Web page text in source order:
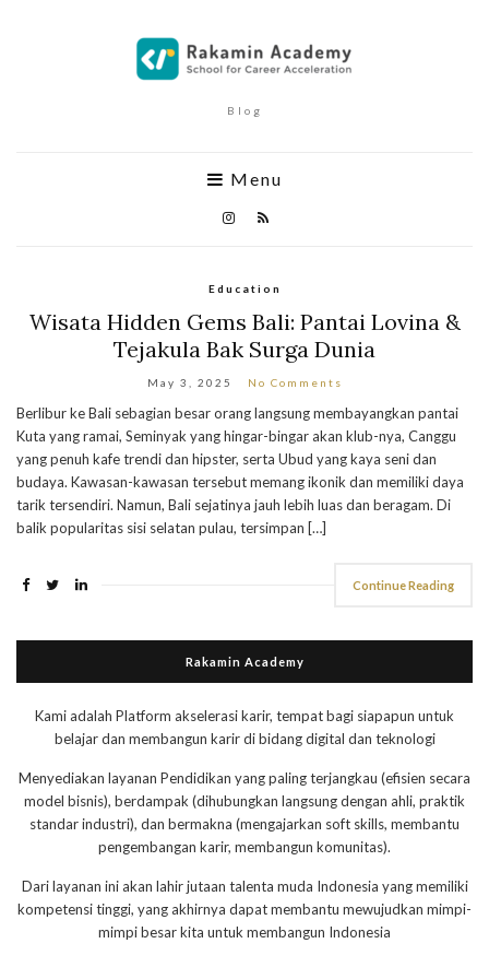
Blog
Menu
Education
Wisata Hidden Gems Bali: Pantai Lovina &
Tejakula Bak Surga Dunia
May 3, 2025 No Comments
Berlibur ke Bali sebagian besar orang langsung membayangkan pantai
Kuta yang ramai, Seminyak yang hingar-bingar akan klub-nya, Canggu
yang penuh kafe trendi dan hipster, serta Ubud yang kaya seni dan
budaya. Kawasan-kawasan tersebut memang ikonik dan memiliki daya
tarik tersendiri. Namun, Bali sejatinya jauh lebih luas dan beragam. Di
balik popularitas sisi selatan pulau, tersimpan […]
Continue Reading
Rakamin Academy
Kami adalah Platform akselerasi karir, tempat bagi siapapun untuk
belajar dan membangun karir di bidang digital dan teknologi
Menyediakan layanan Pendidikan yang paling terjangkau (efisien secara
model bisnis), berdampak (dihubungkan langsung dengan ahli, praktik
standar industri), dan bermakna (mengajarkan soft skills, membantu
pengembangan karir, membangun komunitas).
Dari layanan ini akan lahir jutaan talenta muda Indonesia yang memiliki
kompetensi tinggi, yang akhirnya dapat membantu mewujudkan mimpi-
mimpi besar kita untuk membangun Indonesia